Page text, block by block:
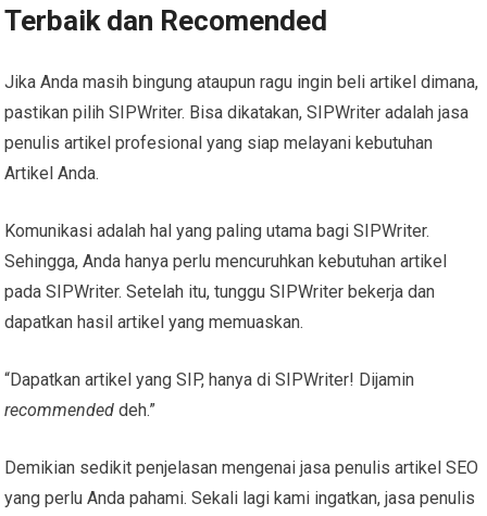
Terbaik dan Recomended
Jika Anda masih bingung ataupun ragu ingin beli artikel dimana,
pastikan pilih SIPWriter. Bisa dikatakan, SIPWriter adalah jasa
penulis artikel profesional yang siap melayani kebutuhan
Artikel Anda.
Komunikasi adalah hal yang paling utama bagi SIPWriter.
Sehingga, Anda hanya perlu mencuruhkan kebutuhan artikel
pada SIPWriter. Setelah itu, tunggu SIPWriter bekerja dan
dapatkan hasil artikel yang memuaskan.
“Dapatkan artikel yang SIP, hanya di SIPWriter! Dijamin
recommended deh.”
Demikian sedikit penjelasan mengenai jasa penulis artikel SEO
yang perlu Anda pahami. Sekali lagi kami ingatkan, jasa penulis